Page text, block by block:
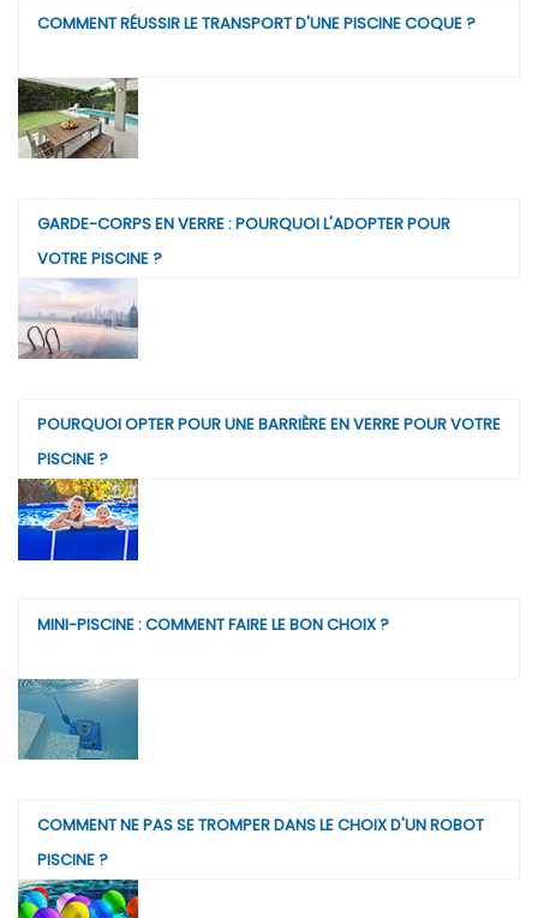
COMMENT RÉUSSIR LE TRANSPORT D'UNE PISCINE COQUE ?
GARDE-CORPS EN VERRE : POURQUOI L'ADOPTER POUR
VOTRE PISCINE ?
POURQUOI OPTER POUR UNE BARRIÈRE EN VERRE POUR VOTRE
PISCINE ?
MINI-PISCINE : COMMENT FAIRE LE BON CHOIX ?
COMMENT NE PAS SE TROMPER DANS LE CHOIX D'UN ROBOT
PISCINE ?